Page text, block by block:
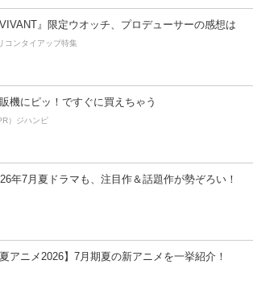
VIVANT』限定ウオッチ、プロデューサーの感想は
コンタイアップ特集
機にピッ！ですぐに買えちゃう
）ジハンピ
年7月夏ドラマも、注目作＆話題作が勢ぞろい！
夏アニメ2026】7月期夏の新アニメを一挙紹介！